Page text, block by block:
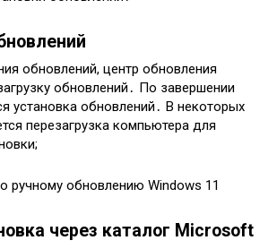
обновлений, центр обновления
обновлений․ По завершении
установка обновлений․ В некоторых
перезагрузка компьютера для
через каталог Microsoft